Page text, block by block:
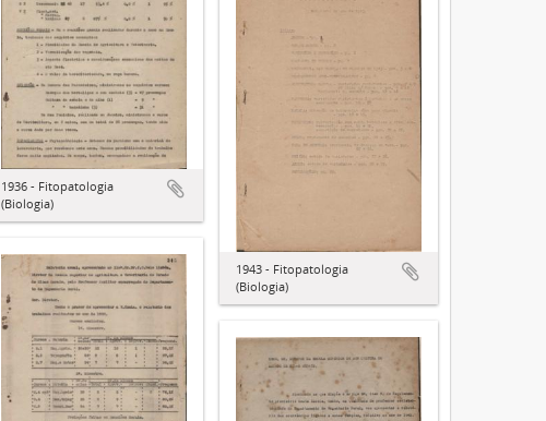
1936 - Fitopatologia
(Biologia)
1943 - Fitopatologia
(Biologia)